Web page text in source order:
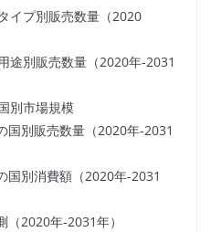
イプ別販売数量（2020
途別販売数量（2020年-2031
別市場規模
国別販売数量（2020年-2031
国別消費額（2020年-2031
2020年-2031年）